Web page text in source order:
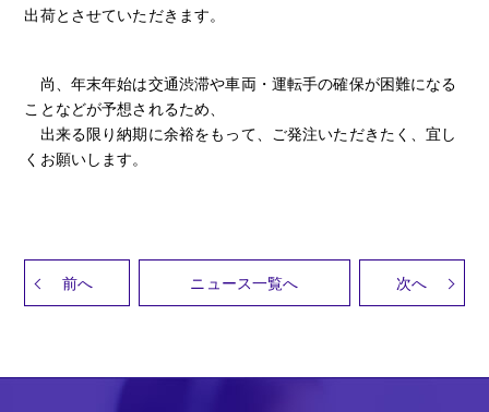
出荷とさせていただきます。
尚、年末年始は交通渋滞や車両・運転手の確保が困難になる
ことなどが予想されるため、
出来る限り納期に余裕をもって、ご発注いただきたく、宜し
くお願いします。
前へ ニュース一覧へ 次へ